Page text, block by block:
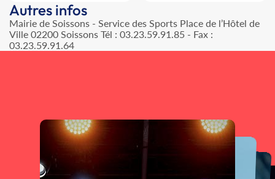
Autres infos
Mairie de Soissons - Service des Sports Place de l’Hôtel de
Ville 02200 Soissons Tél : 03.23.59.91.85 - Fax :
03.23.59.91.64